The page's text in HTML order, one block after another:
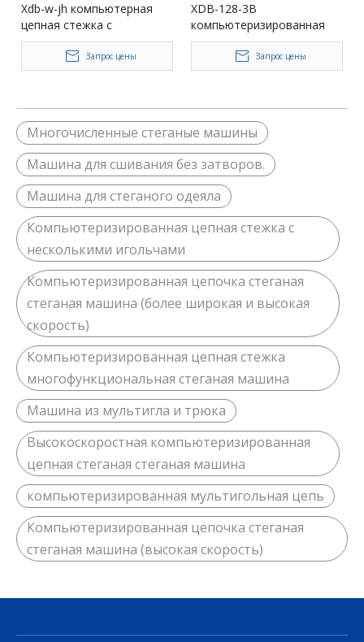
Xdb-w-jh компьютерная
цепная стежка с
мультигласовой стеганой
машиной (толще)
Запрос цены
XDB-128-3B
компьютеризированная
строчка стеганая стеганая
Запрос цены
Многочисленные стеганые машины
Машина для сшивания без затворов.
Машина для стеганого одеяла
Компьютеризированная цепная стежка с
несколькими игольчами
Компьютеризированная цепочка стеганая
стеганая машина (более широкая и высокая
скорость)
Компьютеризированная цепная стежка
многофункциональная стеганая машина
Машина из мультигла и трюка
Высокоскоростная компьютеризированная
цепная стеганая стеганая машина
компьютеризированная мультигольная цепь
Компьютеризированная цепочка стеганая
стеганая машина (высокая скорость)